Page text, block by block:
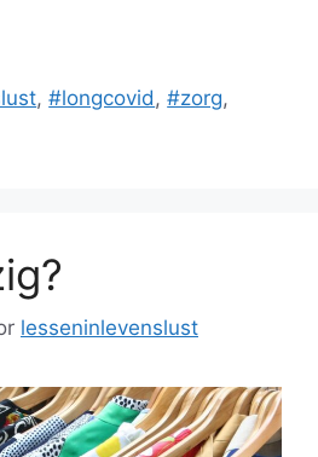
,#longcovid ,#zorg,
lesseninlevenslust